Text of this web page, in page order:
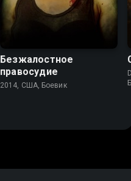
Безжалостное
правосудие
2014, США, Боевик